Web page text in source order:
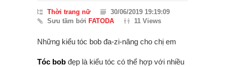
Thời trang nữ
30/06/2019 19:19:09
Sưu tầm bởi FATODA 11 Views
Những kiểu tóc bob đa-zi-năng cho chị em
Tóc bob đẹp là kiểu tóc có thể hợp với nhiều